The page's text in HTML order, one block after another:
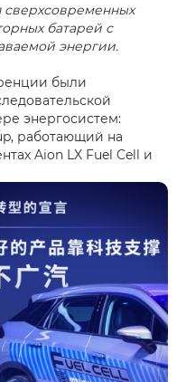
сверхсовременных
батарей с
энергии.
были
энергосистем:
работающий на
Aion LX Fuel Cell и